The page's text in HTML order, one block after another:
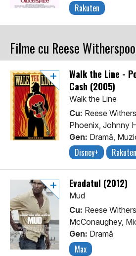
Rakuten
Filme cu Reese
Walk the Line -
Cash (2005)
Walk the Line
Cu: Reese
Phoenix, Johnny
Gen: Dramă,
Disney+ Rakuten
Evadatul (2012)
Mud
Cu: Reese
McConaughey,
Gen: Dramă
Max